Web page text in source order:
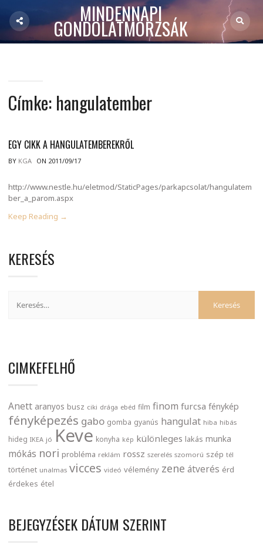
MINDENNAPI
GONDOLATMORZSÁK
Címke: hangulatember
EGY CIKK A HANGULATEMBEREKRŐL
BY KGA ON 2011/09/17
http://www.nestle.hu/eletmod/StaticPages/parkapcsolat/hangulatem
ber_a_parom.aspx
Keep Reading →
KERESÉS
CIMKEFELHŐ
Anett aranyos busz ciki drága ebéd film finom furcsa fénykép
fényképezés gabo gomba gyanús hangulat hiba hibás
hideg IKEA jó Keve konyha kép különleges lakás munka
mókás nori probléma reklám rossz szerelés szomorú szép tél
történet unalmas vicces videó vélemény zene átverés érd
érdekes étel
BEJEGYZÉSEK DÁTUM SZERINT